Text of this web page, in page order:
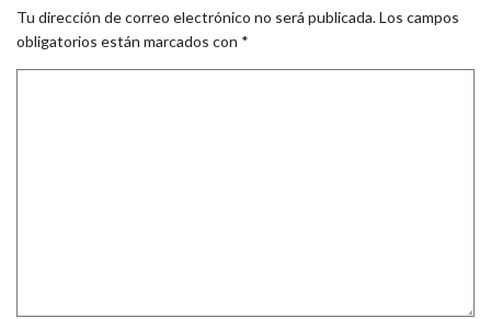
Tu dirección de correo electrónico no será publicada.Los campos
obligatorios están marcados con *